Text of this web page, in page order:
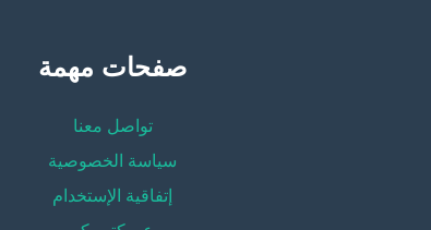
صفحات مهمة
تواصل معنا
سياسة الخصوصية
إتفاقية الإستخدام